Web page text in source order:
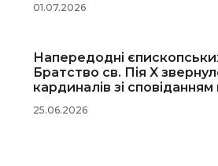
01.07.2026
Напередодні
Братство св. Пія X
кардиналів зі сповіданням
25.06.2026